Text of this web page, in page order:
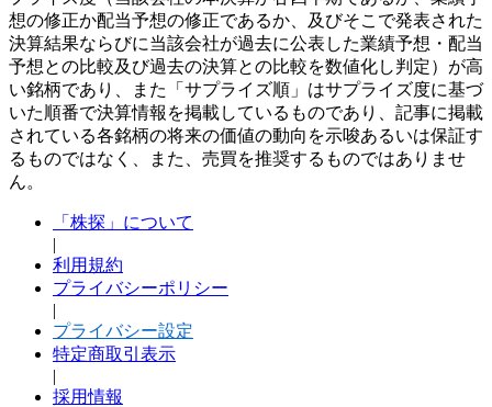
想の修正か配当予想の修正であるか、及びそこで発表された
決算結果ならびに当該会社が過去に公表した業績予想・配当
予想との比較及び過去の決算との比較を数値化し判定）が高
い銘柄であり、また「サプライズ順」はサプライズ度に基づ
いた順番で決算情報を掲載しているものであり、記事に掲載
されている各銘柄の将来の価値の動向を示唆あるいは保証す
るものではなく、また、売買を推奨するものではありませ
ん。
「株探」について
|
利用規約
プライバシーポリシー
|
プライバシー設定
特定商取引表示
|
採用情報